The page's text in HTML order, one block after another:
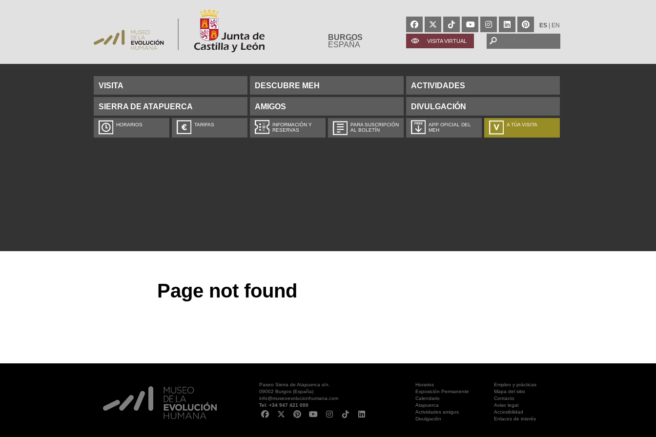
BURGOS
ESPAÑA
ES EN
VISITA VIRTUAL
VISITA DESCUBRE MEH ACTIVIDADES
SIERRA DE ATAPUERCA AMIGOS DIVULGACIÓN
HORARIOS TARIFAS
INFORMACIÓN Y
RESERVAS
PARA SUSCRIPCIÓN
AL BOLETÍN
APP OFICIAL DEL
MEH
A TÚA VISITA
Page not found
Paseo Sierra de Atapuerca s/n.
09002 Burgos (España)
info@museoevolucionhumana.com
Tel: +34 947 421 000
Horarios
Empleo y prácticas
Exposición Permanente
Mapa del sitio
Calendario
Contacto
Atapuerca
Aviso legal
Actividades amigos
Accesibilidad
Divulgación
Enlaces de interés